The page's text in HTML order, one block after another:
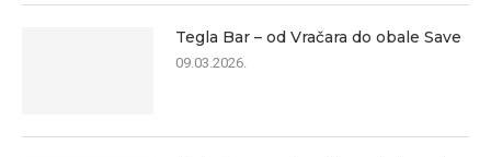
Tegla Bar – od Vračara do obale Save
09.03.2026.